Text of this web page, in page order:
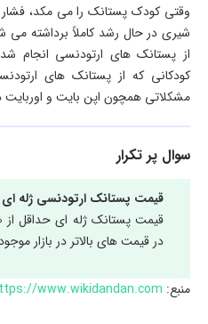
وقتی کودک پستانک را می مکد،
شیری در حال رشد کاملاً برداشته می
از پستانک های ارتودنسی
کودکانی که از پستانک های
مشکلاتی همچون اپن بایت و
سوال پر تکرار
قیمت پستانک ارتودنسی ژله ای
در قیمت های بالاتر در بازار
منبع: www.wikidandan.com/